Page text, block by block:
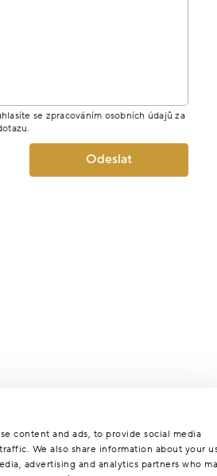
content and ads, to provide social media
We also share information about your
advertising and analytics partners who
se zpracováním osobních údajů za
Odeslat